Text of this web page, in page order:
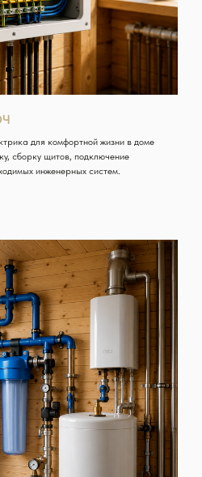
для комфортной жизни в доме
сборку щитов, подключение
инженерных систем.